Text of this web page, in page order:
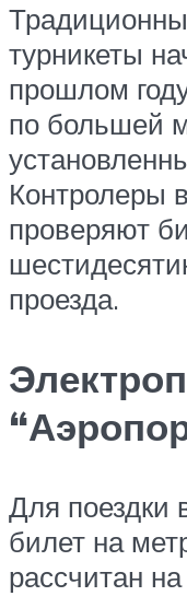
турникеты
прошлом
по большей
Контролеры
проверяют
проезда.
Для поездки
билет на
рассчитан